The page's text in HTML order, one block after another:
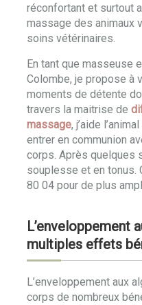
réconfortant et surtout
massage des animaux
soins vétérinaires.
En tant que masseuse
Colombe, je propose à
moments de détente
travers la maitrise de
massage, j’aide
entrer en communion
corps. Après quelques
souplesse et en tonus.
80 04 pour de plus
L’enveloppement
multiples effets
L’enveloppement aux
corps de nombreux